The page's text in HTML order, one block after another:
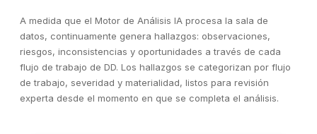
A medida que el Motor de Análisis IA procesa la sala de
datos, continuamente genera hallazgos: observaciones,
riesgos, inconsistencias y oportunidades a través de cada
flujo de trabajo de DD. Los hallazgos se categorizan por flujo
de trabajo, severidad y materialidad, listos para revisión
experta desde el momento en que se completa el análisis.